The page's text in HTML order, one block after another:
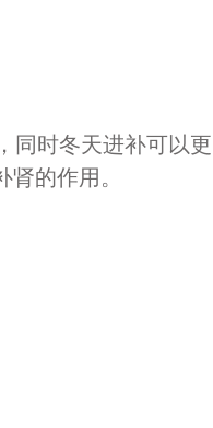
时冬天进补可以更
的作用。